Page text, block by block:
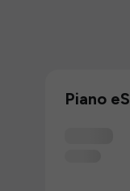
Piano